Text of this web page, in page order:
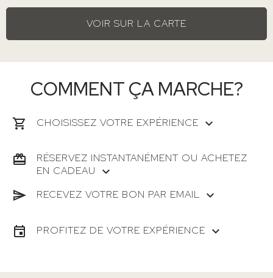
VOIR SUR LA CARTE
COMMENT ÇA MARCHE?
CHOISISSEZ VOTRE EXPÉRIENCE
RÉSERVEZ INSTANTANÉMENT OU ACHETEZ
EN CADEAU
RECEVEZ VOTRE BON PAR EMAIL
PROFITEZ DE VOTRE EXPÉRIENCE